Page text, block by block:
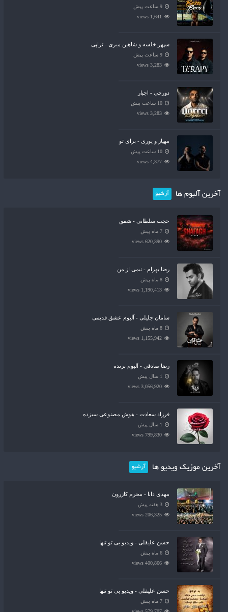
9 ساعت پیش
1,641 views
سپهر خلسه و شاهین میری - تراپی
9 ساعت پیش
3,283 views
دورچی - اجبار
10 ساعت پیش
3,283 views
مهیار و پوری - برای تو
10 ساعت پیش
4,377 views
آخرین آلبوم ها آرشیو
حجت سلطانی - شفق
7 ماه پیش
620,390 views
رضا بهرام - نیمی از من
8 ماه پیش
1,190,413 views
سامان جلیلی - آلبوم عشق قدیمی
8 ماه پیش
1,155,942 views
رضا صادقی - آلبوم برنده
1 سال پیش
3,056,920 views
فرزاد سعادت - هوش مصنوعی سیزده
1 سال پیش
799,830 views
آخرین موزیک ویدیو ها آرشیو
مهدی دانا - محرم کازرون
3 هفته پیش
206,325 views
حسن علیقلی - ویدیو بی تو تنها
6 ماه پیش
400,866 views
حسن علیقلی - ویدیو بی تو تنها
7 ماه پیش